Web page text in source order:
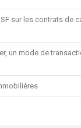
sur les contrats de
un mode de